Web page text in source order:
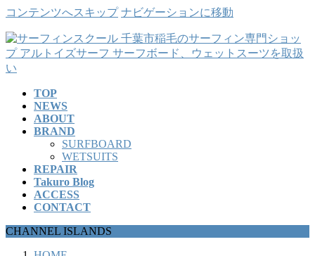
コンテンツへスキップ ナビゲーションに移動
TOP
NEWS
ABOUT
BRAND
SURFBOARD
WETSUITS
REPAIR
Takuro Blog
ACCESS
CONTACT
CHANNEL ISLANDS